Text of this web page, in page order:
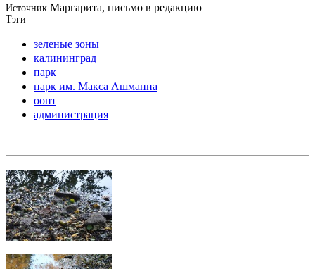
Источник Маргарита, письмо в редакцию
Тэги
зеленые зоны
калининград
парк
парк им. Макса Ашманна
оопт
администрация